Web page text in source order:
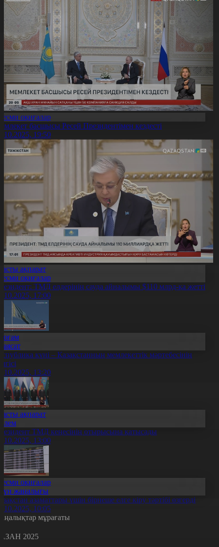
оқиғалар
басшысы Ресей Президентімен кездесті
19:50
ақпарат
оқиғалар
ТМД елдерінің сауда айналымы $110 млрд-қа жетті
17:00
күні – Қазақстанның мемлекеттік мәртебесінің
13:20
ақпарат
ТМД кеңесінің отырысына қатысады
13:00
оқиғалар
жаңалығы
азаматтары үшін бірнеше елге кіру тәртібі өзгерді
10:05
мұрағаты
2025